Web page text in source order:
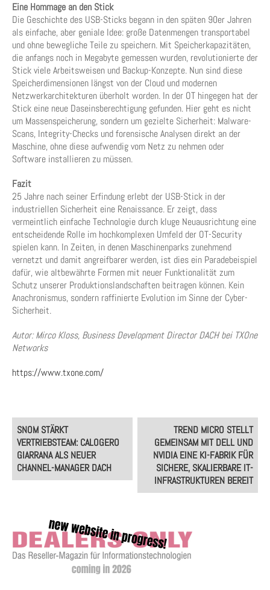
Eine Hommage an den Stick
Die Geschichte des USB-Sticks begann in den späten 90er Jahren
als einfache, aber geniale Idee: große Datenmengen transportabel
und ohne bewegliche Teile zu speichern. Mit Speicherkapazitäten,
die anfangs noch in Megabyte gemessen wurden, revolutionierte der
Stick viele Arbeitsweisen und Backup-Konzepte. Nun sind diese
Speicherdimensionen längst von der Cloud und modernen
Netzwerkarchitekturen überholt worden. In der OT hingegen hat der
Stick eine neue Daseinsberechtigung gefunden. Hier geht es nicht
um Massenspeicherung, sondern um gezielte Sicherheit: Malware-
Scans, Integrity-Checks und forensische Analysen direkt an der
Maschine, ohne diese aufwendig vom Netz zu nehmen oder
Software installieren zu müssen.
Fazit
25 Jahre nach seiner Erfindung erlebt der USB-Stick in der
industriellen Sicherheit eine Renaissance. Er zeigt, dass
vermeintlich einfache Technologie durch kluge Neuausrichtung eine
entscheidende Rolle im hochkomplexen Umfeld der OT-Security
spielen kann. In Zeiten, in denen Maschinenparks zunehmend
vernetzt und damit angreifbarer werden, ist dies ein Paradebeispiel
dafür, wie altbewährte Formen mit neuer Funktionalität zum
Schutz unserer Produktionslandschaften beitragen können. Kein
Anachronismus, sondern raffinierte Evolution im Sinne der Cyber-
Sicherheit.
Autor: Mirco Kloss, Business Development Director DACH bei TXOne
Networks
https://www.txone.com/
Post
navigation
SNOM STÄRKT
VERTRIEBSTEAM: CALOGERO
GIARRANA ALS NEUER
CHANNEL-MANAGER DACH
TREND MICRO STELLT
GEMEINSAM MIT DELL UND
NVIDIA EINE KI-FABRIK FÜR
SICHERE, SKALIERBARE IT-
INFRASTRUKTUREN BEREIT